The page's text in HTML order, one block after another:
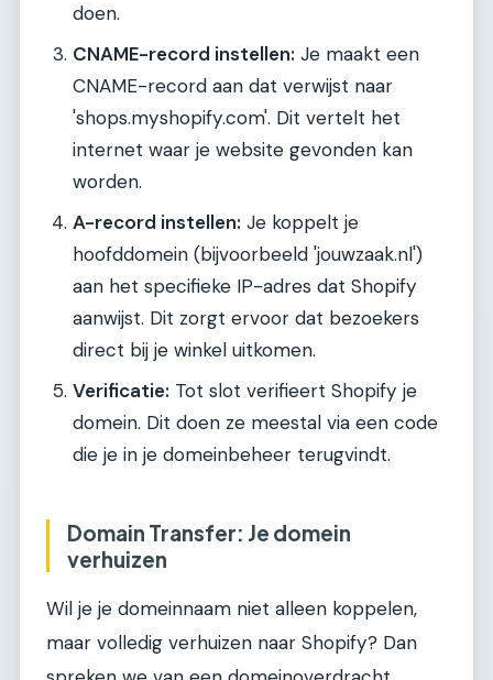
doen.
CNAME-record instellen: Je maakt een
CNAME-record aan dat verwijst naar
'shops.myshopify.com'. Dit vertelt het
internet waar je website gevonden kan
worden.
A-record instellen: Je koppelt je
hoofddomein (bijvoorbeeld 'jouwzaak.nl')
aan het specifieke IP-adres dat Shopify
aanwijst. Dit zorgt ervoor dat bezoekers
direct bij je winkel uitkomen.
Verificatie: Tot slot verifieert Shopify je
domein. Dit doen ze meestal via een code
die je in je domeinbeheer terugvindt.
Domain Transfer: Je domein
verhuizen
Wil je je domeinnaam niet alleen koppelen,
maar volledig verhuizen naar Shopify? Dan